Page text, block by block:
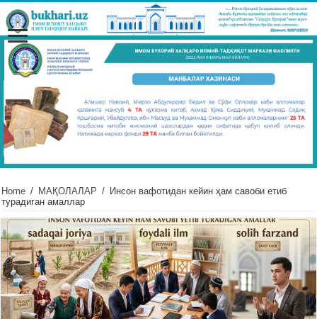
Home / МАҚОЛАЛАР / Инсон вафотидан кейин ҳам савоби етиб
турадиган амаллар